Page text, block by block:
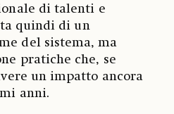
di talenti e
quindi di un
del sistema, ma
pratiche che, se
un impatto ancora
anni.